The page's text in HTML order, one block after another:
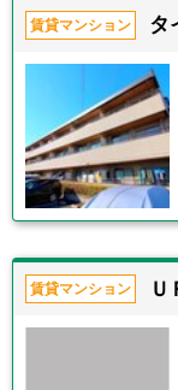
賃貸マンション タ
賃貸マンション